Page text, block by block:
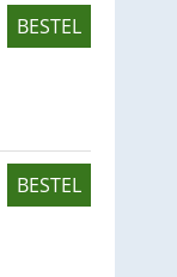
BESTEL
BESTEL